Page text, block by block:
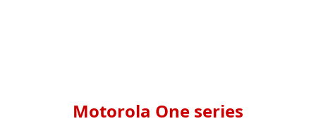
Motorola One series